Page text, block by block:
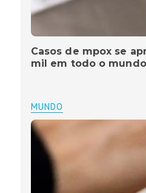
Casos de mpox se
mil em todo o
MUNDO